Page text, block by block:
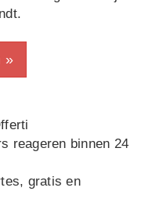
»
reageren binnen 24
gratis en